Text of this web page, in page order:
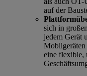
auf der
sich in
jedem Gerät
Mobilgeräten
eine flexible,